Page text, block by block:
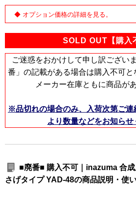
◆ オプション価格の詳細を見る。
SOLD OUT【購入
ご迷惑をおかけして申し訳ござい
番」の記載がある場合は購入不可
メーカー在庫ともに商品が
※品切れの場合のみ、入荷次第ご連
より数量などをお知らせ
■廃番■ 購入不可｜inazuma 合
さげタイプ YAD-48の商品説明・使